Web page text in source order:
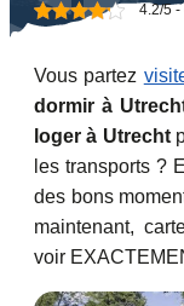
4.2/5 -
Vous partez
dormir à
loger à Utrecht
les transports ?
des bons
maintenant,
voir